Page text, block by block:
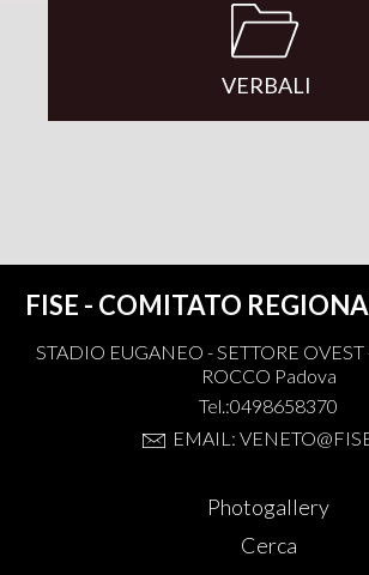
VERBALI
FISE - COMITATO
STADIO EUGANEO - SETTORE
ROCCO Padova
Tel.:0498658370
EMAIL:
Photogallery
Cerca